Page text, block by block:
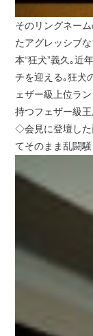
そのリングネー
たアグレッシブ
本“狂犬”義久｡近
チを迎える｡狂犬
ェザー級上位ラ
持つフェザー級
◇会見に登壇した
てそのまま乱闘騒